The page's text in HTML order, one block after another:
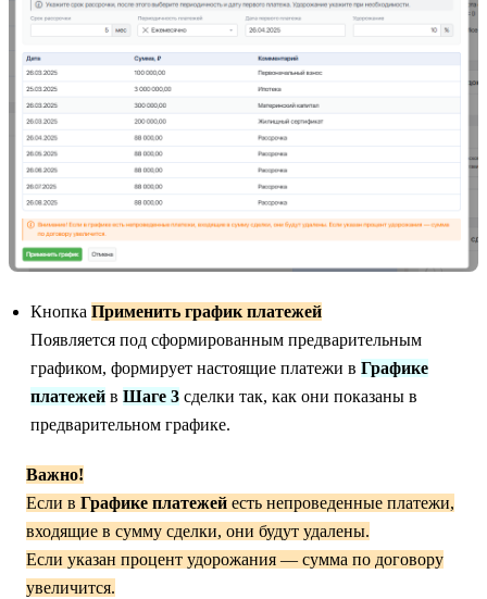
Кнопка Применить график платежей
Появляется под сформированным предварительным
графиком, формирует настоящие платежи в Графике
платежей в Шаге 3 сделки так, как они показаны в
предварительном графике.
Важно!
Если в Графике платежей есть непроведенные платежи,
входящие в сумму сделки, они будут удалены.
Если указан процент удорожания — сумма по договору
увеличится.